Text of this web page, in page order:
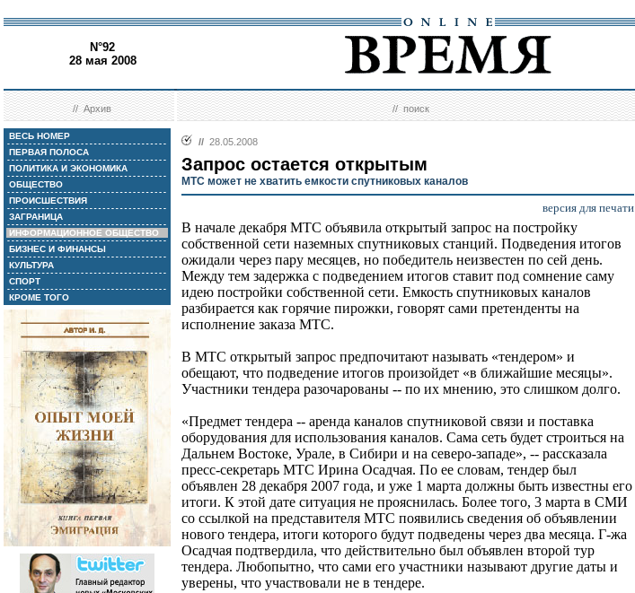
N°92
28 мая 2008
//Архив //поиск
ВЕСЬ НОМЕР
ПЕРВАЯ ПОЛОСА
ПОЛИТИКА И ЭКОНОМИКА
ОБЩЕСТВО
ПРОИСШЕСТВИЯ
ЗАГРАНИЦА
ИНФОРМАЦИОННОЕ ОБЩЕСТВО
БИЗНЕС И ФИНАНСЫ
КУЛЬТУРА
СПОРТ
КРОМЕ ТОГО
// 28.05.2008
Запрос остается открытым
МТС может не хватить емкости спутниковых каналов
версия для печати
В начале декабря МТС объявила открытый запрос на постройку
собственной сети наземных спутниковых станций. Подведения итогов
ожидали через пару месяцев, но победитель неизвестен по сей день.
Между тем задержка с подведением итогов ставит под сомнение саму
идею постройки собственной сети. Емкость спутниковых каналов
разбирается как горячие пирожки, говорят сами претенденты на
исполнение заказа МТС.
В МТС открытый запрос предпочитают называть «тендером» и
обещают, что подведение итогов произойдет «в ближайшие месяцы».
Участники тендера разочарованы -- по их мнению, это слишком долго.
«Предмет тендера -- аренда каналов спутниковой связи и поставка
оборудования для использования каналов. Сама сеть будет строиться на
Дальнем Востоке, Урале, в Сибири и на северо-западе», -- рассказала
пресс-секретарь МТС Ирина Осадчая. По ее словам, тендер был
объявлен 28 декабря 2007 года, и уже 1 марта должны быть известны его
итоги. К этой дате ситуация не прояснилась. Более того, 3 марта в СМИ
со ссылкой на представителя МТС появились сведения об объявлении
нового тендера, итоги которого будут подведены через два месяца. Г-жа
Осадчая подтвердила, что действительно был объявлен второй тур
тендера. Любопытно, что сами его участники называют другие даты и
уверены, что участвовали не в тендере.